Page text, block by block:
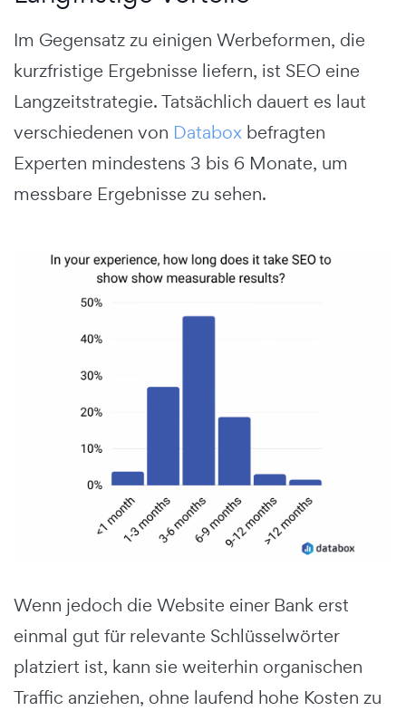
Im Gegensatz zu einigen Werbeformen, die
kurzfristige Ergebnisse liefern, ist SEO eine
Langzeitstrategie. Tatsächlich dauert es laut
verschiedenen von Databox befragten
Experten mindestens 3 bis 6 Monate, um
messbare Ergebnisse zu sehen.
Wenn jedoch die Website einer Bank erst
einmal gut für relevante Schlüsselwörter
platziert ist, kann sie weiterhin organischen
Traffic anziehen, ohne laufend hohe Kosten zu